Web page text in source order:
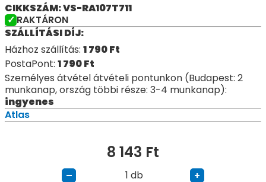
CIKKSZÁM: VS-RA107T711
RAKTÁRON
SZÁLLÍTÁSI DÍJ:
Házhoz szállítás: 1 790Ft
PostaPont: 1 790Ft
Személyes átvétel átvételi pontunkon (Budapest: 2
munkanap, ország többi része: 3-4 munkanap):
ingyenes
Atlas
8 143 Ft
– db
+